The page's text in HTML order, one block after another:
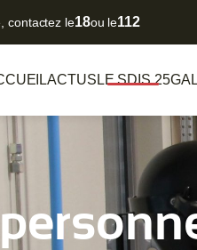
contactez le18ou le112
ACTUS LE SDIS 25